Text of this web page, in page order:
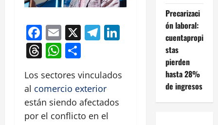
Facebook
Email
X Telegram
LinkedIn
Threads
WhatsApp
Los sectores vinculados
al comercio exterior
están siendo afectados
por el conflicto en el
Precarizaci
ón laboral:
cuentapropi
stas
pierden
hasta 28%
de ingresos